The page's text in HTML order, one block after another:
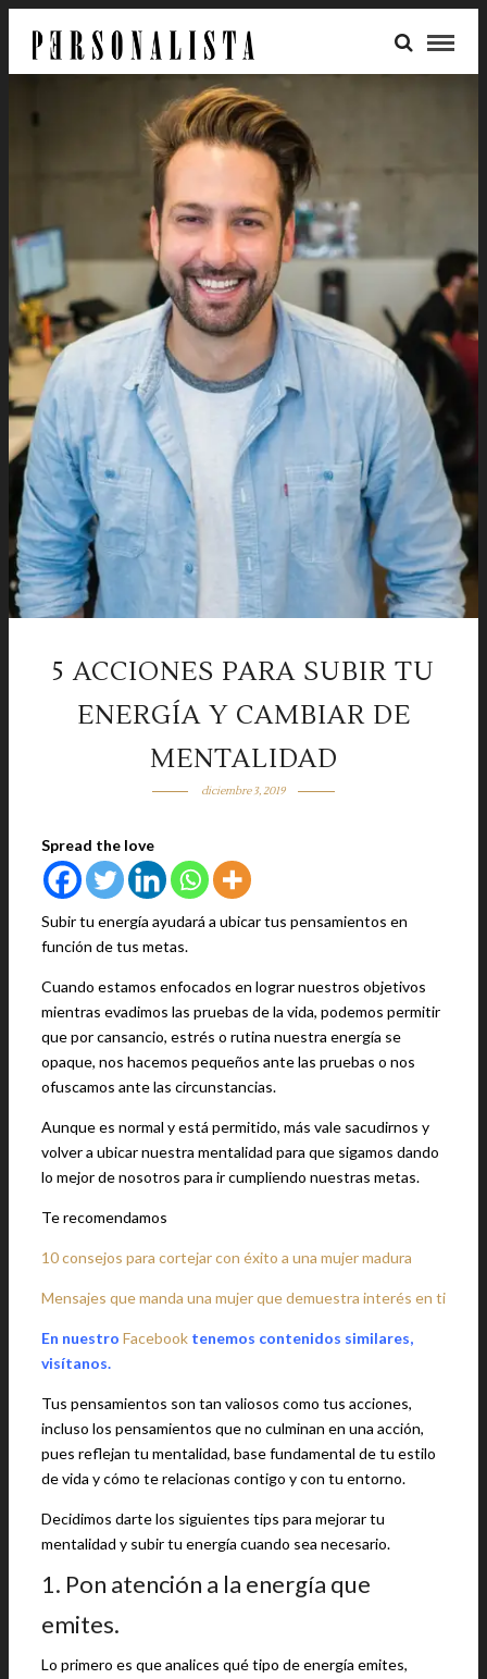
5 ACCIONES PARA SUBIR TU
ENERGÍA Y CAMBIAR DE
MENTALIDAD
diciembre 3, 2019
Spread the love
Subir tu energía ayudará a ubicar tus pensamientos en
función de tus metas.
Cuando estamos enfocados en lograr nuestros objetivos
mientras evadimos las pruebas de la vida, podemos permitir
que por cansancio, estrés o rutina nuestra energía se
opaque, nos hacemos pequeños ante las pruebas o nos
ofuscamos ante las circunstancias.
Aunque es normal y está permitido, más vale sacudirnos y
volver a ubicar nuestra mentalidad para que sigamos dando
lo mejor de nosotros para ir cumpliendo nuestras metas.
Te recomendamos
10 consejos para cortejar con éxito a una mujer madura
Mensajes que manda una mujer que demuestra interés en ti
En nuestro Facebook tenemos contenidos similares,
visítanos.
Tus pensamientos son tan valiosos como tus acciones,
incluso los pensamientos que no culminan en una acción,
pues reflejan tu mentalidad, base fundamental de tu estilo
de vida y cómo te relacionas contigo y con tu entorno.
Decidimos darte los siguientes tips para mejorar tu
mentalidad y subir tu energía cuando sea necesario.
1. Pon atención a la energía que
emites.
Lo primero es que analices qué tipo de energía emites,